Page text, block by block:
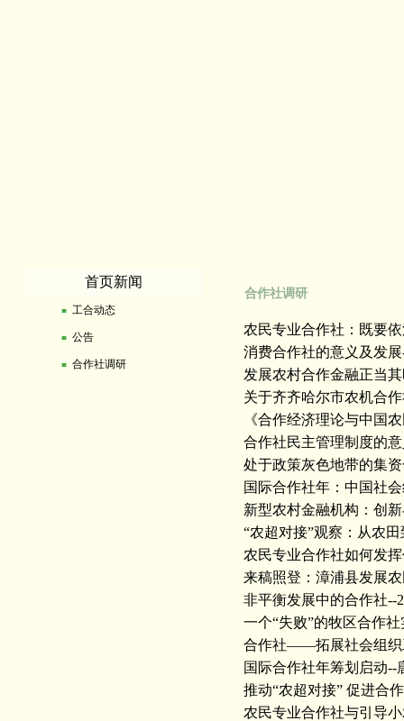
首页新闻
■ 工合动态
■ 公告
■ 合作社调研
合作社调研
农民专业合作社：既要
消费合作社的意义及发展
发展农村合作金融正当
关于齐齐哈尔市农机合
《合作经济理论与中国
合作社民主管理制度的
处于政策灰色地带的集
国际合作社年：中国社
新型农村金融机构：创
“农超对接”观察：从农
农民专业合作社如何发
来稿照登：漳浦县发展
非平衡发展中的合作社--
一个“失败”的牧区合作社
合作社——拓展社会组织
国际合作社年筹划启动--
推动“农超对接” 促进合
农民专业合作社与引导